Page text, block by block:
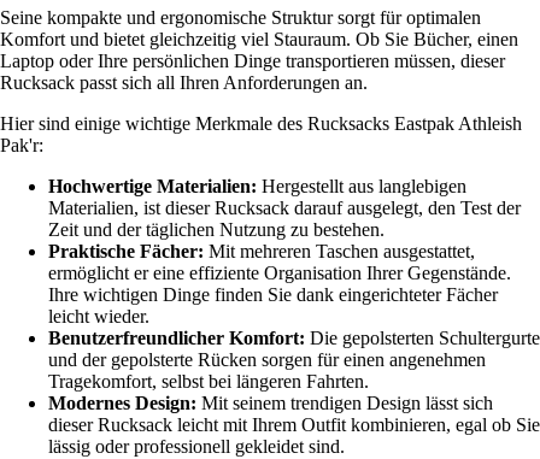
Seine kompakte und ergonomische Struktur sorgt für optimalen
Komfort und bietet gleichzeitig viel Stauraum. Ob Sie Bücher, einen
Laptop oder Ihre persönlichen Dinge transportieren müssen, dieser
Rucksack passt sich all Ihren Anforderungen an.
Hier sind einige wichtige Merkmale des Rucksacks Eastpak Athleish
Pak'r:
Hochwertige Materialien: Hergestellt aus langlebigen
Materialien, ist dieser Rucksack darauf ausgelegt, den Test der
Zeit und der täglichen Nutzung zu bestehen.
Praktische Fächer: Mit mehreren Taschen ausgestattet,
ermöglicht er eine effiziente Organisation Ihrer Gegenstände.
Ihre wichtigen Dinge finden Sie dank eingerichteter Fächer
leicht wieder.
Benutzerfreundlicher Komfort: Die gepolsterten Schultergurte
und der gepolsterte Rücken sorgen für einen angenehmen
Tragekomfort, selbst bei längeren Fahrten.
Modernes Design: Mit seinem trendigen Design lässt sich
dieser Rucksack leicht mit Ihrem Outfit kombinieren, egal ob Sie
lässig oder professionell gekleidet sind.